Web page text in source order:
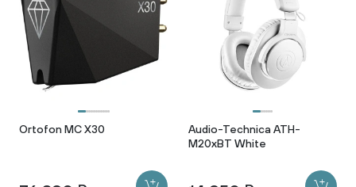
Ortofon MC X30
Audio-Technica ATH-
M20xBT White